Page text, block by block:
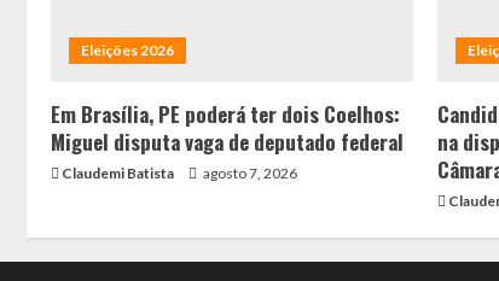
Eleições 2026
Em Brasília, PE poderá ter dois Coelhos:
Miguel disputa vaga de deputado federal
Claudemi Batista agosto 7, 2026
na